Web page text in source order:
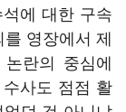
에 대한 구속
영장에서 제
란의 중심에
사도 점점 활